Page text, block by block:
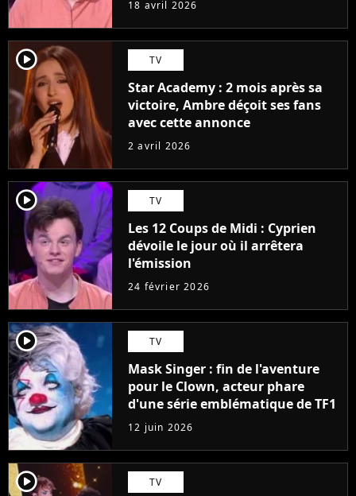
18 avril 2026
player2 TV
Star Academy : 2 mois après sa
victoire, Ambre déçoit ses fans
avec cette annonce
2 avril 2026
player2 TV
Les 12 Coups de Midi : Cyprien
dévoile le jour où il arrêtera
l'émission
24 février 2026
player2 TV
Mask Singer : fin de l'aventure
pour le Clown, acteur phare
d'une série emblématique de TF1
12 juin 2026
player2 TV